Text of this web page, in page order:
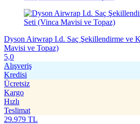
Dyson Airwrap I.d. Saç Şekillendirme ve
Mavisi ve Topaz)
5,0
Alışveriş
Kredisi
Ücretsiz
Kargo
Hızlı
Teslimat
29.979 TL